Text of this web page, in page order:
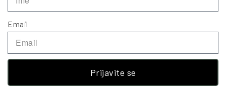
Email
Prijavite se